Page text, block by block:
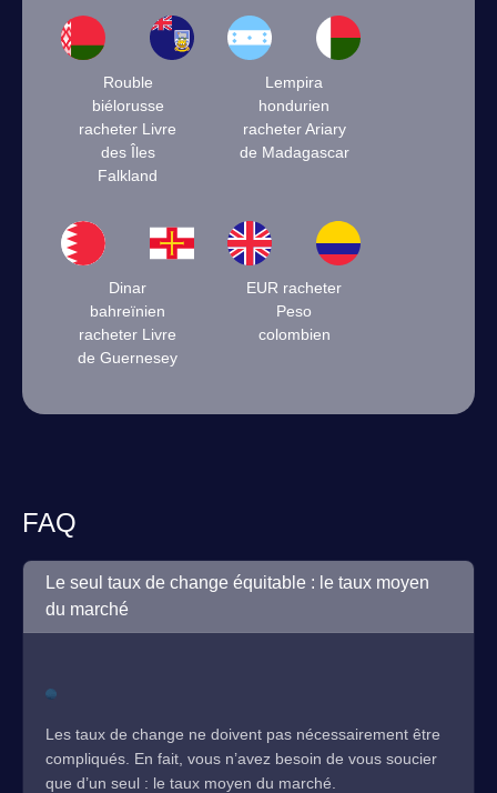
Rouble
biélorusse
racheter Livre
des Îles
Falkland
Lempira
hondurien
racheter Ariary
de Madagascar
Dinar
bahreïnien
racheter Livre
de Guernesey
EUR racheter
Peso
colombien
FAQ
Le seul taux de change équitable : le taux moyen
du marché
Les taux de change ne doivent pas nécessairement être
compliqués. En fait, vous n’avez besoin de vous soucier
que d’un seul : le taux moyen du marché.